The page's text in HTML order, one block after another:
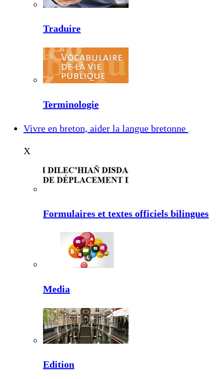
Traduire
Terminologie
Vivre en breton, aider la langue bretonne
X
Formulaires et textes officiels bilingues
Media
Edition